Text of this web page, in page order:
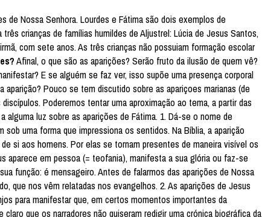
de Nossa Senhora. Lourdes e Fátima são dois exemplos de
crianças de famílias humildes de Aljustrel: Lúcia de Jesus Santos,
com sete anos. As três crianças não possuiam formação escolar
Afinal, o que são as aparições? Serão fruto da ilusão de quem vê?
E se alguém se faz ver, isso supõe uma presença corporal
Pouco se tem discutido sobre as apariçoes marianas (de
Poderemos tentar uma aproximação ao tema, a partir das
luz sobre as aparições de Fátima. 1. Dá-se o nome de
uma forma que impressiona os sentidos. Na Bíblia, a aparição
si aos homens. Por elas se tornam presentes de maneira visível os
aparece em pessoa (= teofania), manifesta a sua glória ou faz-se
função: é mensageiro. Antes de falarmos das aparições de Nossa
que nos vêm relatadas nos evangelhos. 2. As aparições de Jesus
para manifestar que, em certos momentos importantes da
que os narradores não quiseram redigir uma crónica biográfica da